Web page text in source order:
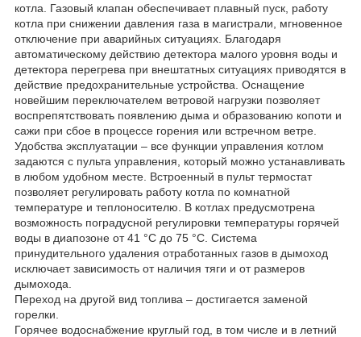
котла. Газовый клапан обеспечивает плавный пуск, работу
котла при снижении давления газа в магистрали, мгновенное
отключение при аварийных ситуациях. Благодаря
автоматическому действию детектора малого уровня воды и
детектора перегрева при внештатных ситуациях приводятся в
действие предохранительные устройства. Оснащение
новейшим переключателем ветровой нагрузки позволяет
воспрепятствовать появлению дыма и образованию копоти и
сажи при сбое в процессе горения или встречном ветре.
Удобства эксплуатации – все функции управления котлом
задаются с пульта управления, который можно устанавливать
в любом удобном месте. Встроенный в пульт термостат
позволяет регулировать работу котла по комнатной
температуре и теплоносителю. В котлах предусмотрена
возможность поградусной регулировки температуры горячей
воды в диапозоне от 41 °С до 75 °С. Система
принудительного удаления отработанных газов в дымоход
исключает зависимость от наличия тяги и от размеров
дымохода.
Переход на другой вид топлива – достигается заменой
горелки.
Горячее водоснабжение круглый год, в том числе и в летний